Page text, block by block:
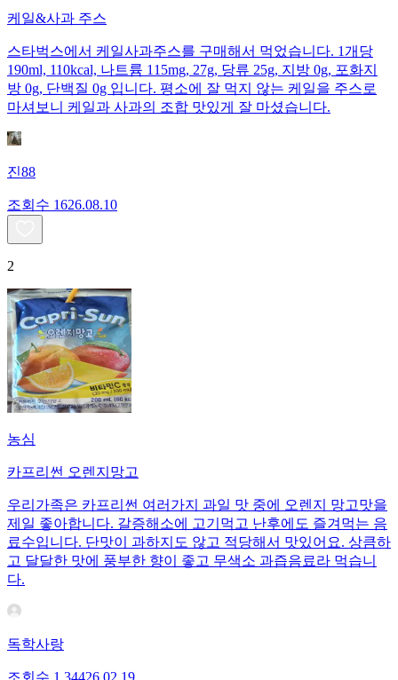
케일&사과 주스
스타벅스에서 케일사과주스를 구매해서 먹었습니다. 1개당
190ml, 110kcal, 나트륨 115mg, 27g, 당류 25g, 지방 0g, 포화지
방 0g, 단백질 0g 입니다. 평소에 잘 먹지 않는 케일을 주스로
마셔보니 케일과 사과의 조합 맛있게 잘 마셨습니다.
진88
조회수 1626.08.10
2
농심
카프리썬 오렌지망고
우리가족은 카프리썬 여러가지 과일 맛 중에 오렌지 망고맛을
제일 좋아합니다. 갈증해소에 고기먹고 난후에도 즐겨먹는 음
료수입니다. 단맛이 과하지도 않고 적당해서 맛있어요. 상큼하
고 달달한 맛에 풍부한 향이 좋고 무색소 과즙음료라 먹습니
다.
독학사랑